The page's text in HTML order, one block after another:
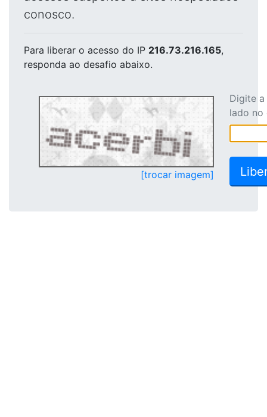
conosco.
Para liberar o acesso do IP 216.73.216.165,
responda ao desafio abaixo.
[trocar imagem]
Digite
lado no